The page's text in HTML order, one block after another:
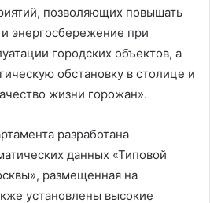
позволяющих повышать
энергосбережение при
городских объектов, а
обстановку в столице и
жизни горожан».
разработана
данных «Типовой
размещенная на
установлены высокие